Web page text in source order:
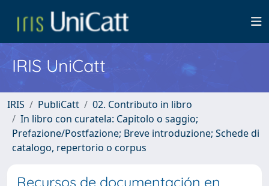
IRIS UniCatt
IRIS PubliCatt
02. Contributo in libro
In libro con curatela: Capitolo o saggio;
Prefazione/Postfazione; Breve introduzione; Schede di
catalogo, repertorio o corpus
Recursos de documentación en